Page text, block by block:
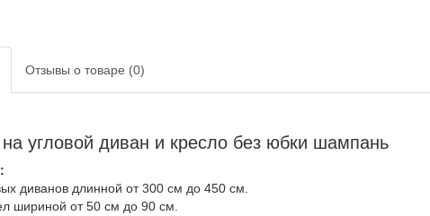
Отзывы о товаре (0)
угловой диван и кресло без юбки шампань
диванов длинной от 300 см до 450 см.
шириной от 50 см до 90 см.